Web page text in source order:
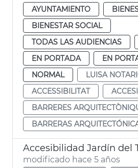
AYUNTAMIENTO
BIENESTAR SOCIAL
TODAS LAS AUDIENCIAS
EN PORTADA
EN
NORMAL
LUISA
ACCESSIBILITAT
BARRERES
BARRERAS
Accesibilidad Jardín del
modificado hace 5 años